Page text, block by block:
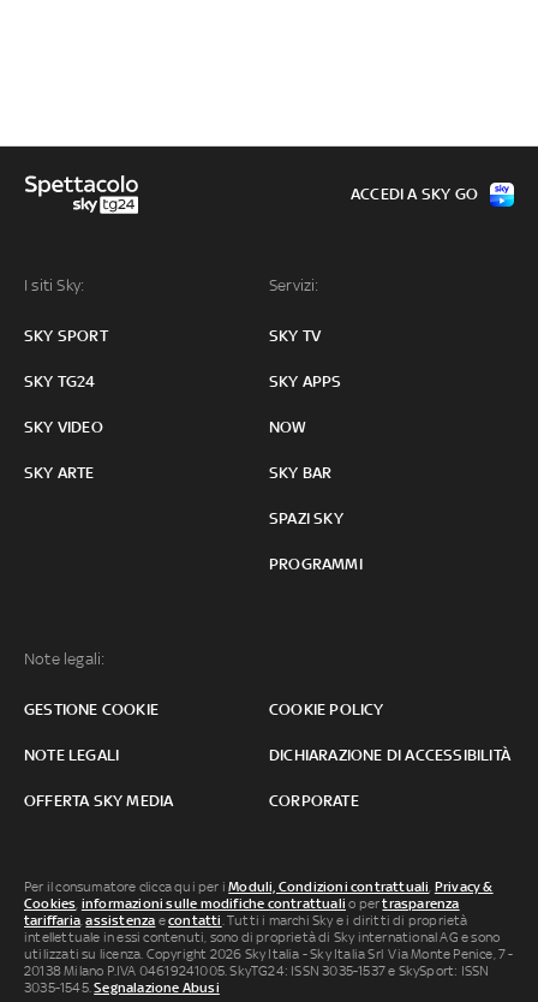
I siti Sky:
SKY SPORT
SKY TG24
SKY VIDEO
SKY ARTE
Servizi:
SKY TV
SKY APPS
NOW
SKY BAR
SPAZI SKY
PROGRAMMI
Note legali:
GESTIONE COOKIE COOKIE POLICY
NOTE LEGALI DICHIARAZIONE DI ACCESSIBILITÀ
OFFERTA SKY MEDIA CORPORATE
ACCEDI A SKY GO
Per il consumatore clicca qui per iModuli, Condizioni contrattuali Privacy &
Cookies informazioni sulle modifiche contrattuali o pertrasparenza
tariffaria ,assistenza econtatti . Tutti i marchi Sky e i diritti di proprietà
intellettuale in essi contenuti, sono di proprietà di Sky international AG e sono
utilizzati su licenza. Copyright 2026 Sky Italia - Sky Italia Srl Via Monte Penice, 7 -
20138 Milano P.IVA 04619241005. SkyTG24: ISSN 3035-1537 e SkySport: ISSN
3035-1545.Segnalazione Abusi